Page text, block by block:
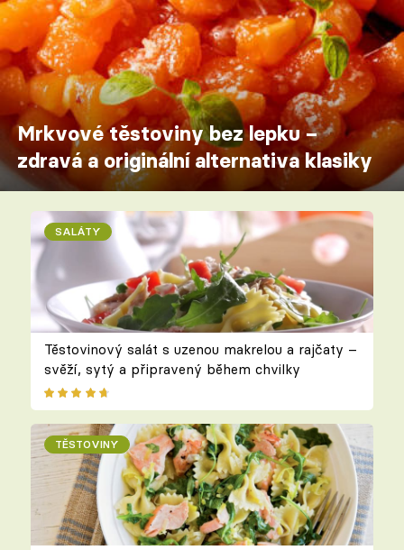
Mrkvové těstoviny bez lepku –
zdravá a originální alternativa klasiky
SALÁTY
Těstovinový salát s uzenou makrelou a rajčaty –
svěží, sytý a připravený během chvilky
TĚSTOVINY